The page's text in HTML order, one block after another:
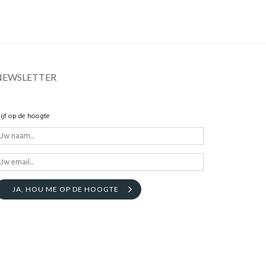
op de hoogte
JA, HOU ME OP DE HOOGTE